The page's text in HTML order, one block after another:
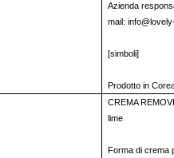
Azienda
mail:
[simboli]
Prodotto in
CREMA
lime
Forma di crema